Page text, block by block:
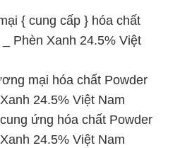
{ cung cấp } hóa chất
Phèn Xanh 24.5% Việt
mại hóa chất Powder
24.5% Việt Nam
ứng hóa chất Powder
24.5% Việt Nam